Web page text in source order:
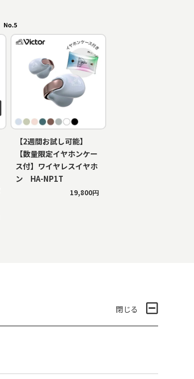
【2週間お試し可能】
【数量限定イヤホンケー
ス付】ワイヤレスイヤホ
ン HA-NP1T
19,800円